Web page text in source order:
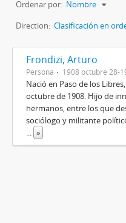
Ordenar por: Nombre
Direction: Clasificación en
Frondizi, Arturo
Persona 1908 octubre 28-
Nació en Paso de los
octubre de 1908. Hijo de
hermanos, entre los que
sociólogo y militante
... »